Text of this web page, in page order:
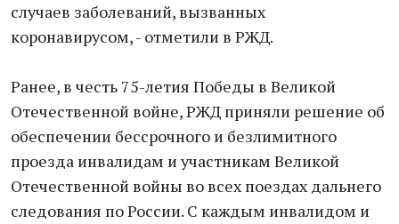
случаев заболеваний, вызванных
коронавирусом, - отметили в РЖД.
Ранее, в честь 75-летия Победы в Великой
Отечественной войне, РЖД приняли решение об
обеспечении бессрочного и безлимитного
проезда инвалидам и участникам Великой
Отечественной войны во всех поездах дальнего
следования по России. С каждым инвалидом и